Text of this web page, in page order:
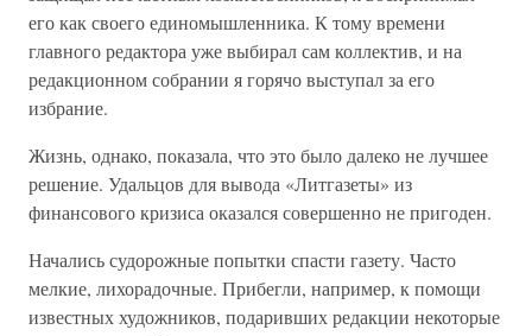
его как своего единомышленника. К тому времени
главного редактора уже выбирал сам коллектив, и на
редакционном собрании я горячо выступал за его
избрание.
Жизнь, однако, показала, что это было далеко не лучшее
решение. Удальцов для вывода «Литгазеты» из
финансового кризиса оказался совершенно не пригоден.
Начались судорожные попытки спасти газету. Часто
мелкие, лихорадочные. Прибегли, например, к помощи
известных художников, подаривших редакции некоторые